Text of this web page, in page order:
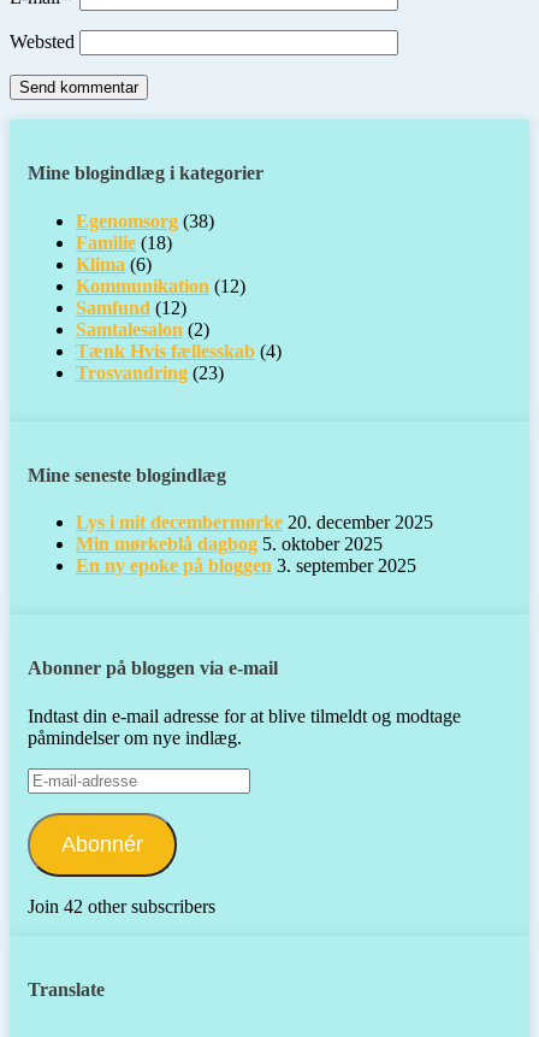
Websted
Mine blogindlæg i kategorier
Egenomsorg (38)
Familie (18)
Klima (6)
Kommunikation (12)
Samfund (12)
Samtalesalon (2)
Tænk Hvis fællesskab (4)
Trosvandring (23)
Mine seneste blogindlæg
Lys i mit decembermørke 20. december 2025
Min mørkeblå dagbog 5. oktober 2025
En ny epoke på bloggen 3. september 2025
Abonner på bloggen via e-mail
Indtast din e-mail adresse for at blive tilmeldt og modtage
påmindelser om nye indlæg.
E-
mail-
adresse
Abonnér
Join 42 other subscribers
Translate